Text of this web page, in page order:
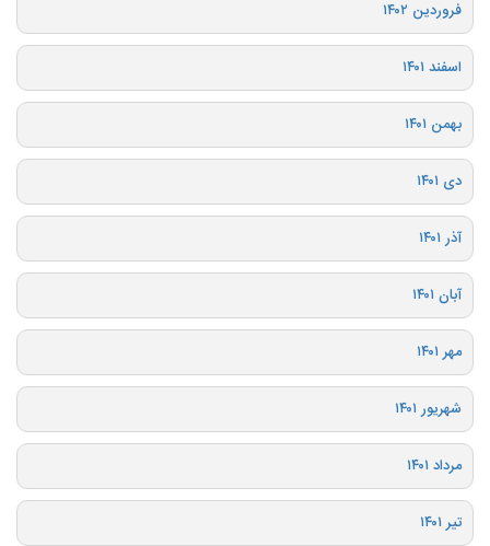
فروردین ۱۴۰۲
اسفند ۱۴۰۱
بهمن ۱۴۰۱
دی ۱۴۰۱
آذر ۱۴۰۱
آبان ۱۴۰۱
مهر ۱۴۰۱
شهریور ۱۴۰۱
مرداد ۱۴۰۱
تیر ۱۴۰۱